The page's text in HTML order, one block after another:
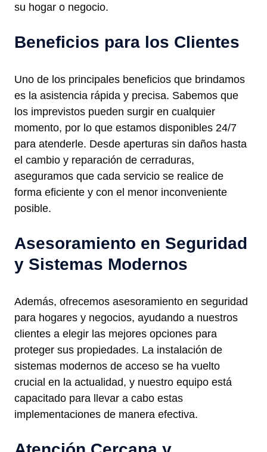
su hogar o negocio.
Beneficios para los Clientes
Uno de los principales beneficios que brindamos
es la asistencia rápida y precisa. Sabemos que
los imprevistos pueden surgir en cualquier
momento, por lo que estamos disponibles 24/7
para atenderle. Desde aperturas sin daños hasta
el cambio y reparación de cerraduras,
aseguramos que cada servicio se realice de
forma eficiente y con el menor inconveniente
posible.
Asesoramiento en Seguridad
y Sistemas Modernos
Además, ofrecemos asesoramiento en seguridad
para hogares y negocios, ayudando a nuestros
clientes a elegir las mejores opciones para
proteger sus propiedades. La instalación de
sistemas modernos de acceso se ha vuelto
crucial en la actualidad, y nuestro equipo está
capacitado para llevar a cabo estas
implementaciones de manera efectiva.